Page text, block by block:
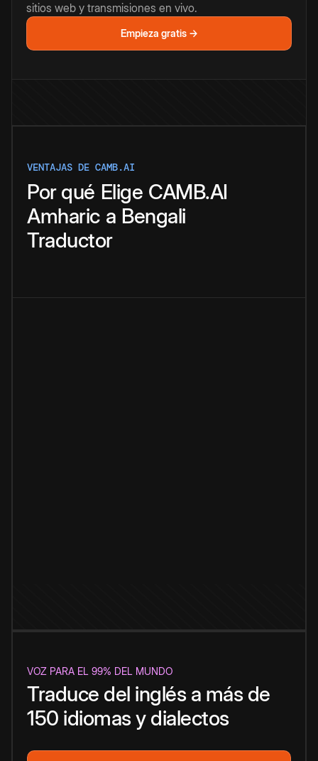
sitios web y transmisiones en vivo.
Empieza gratis →
VENTAJAS DE CAMB.AI
Por qué Elige CAMB.AI
Amharic a Bengali
Traductor
VOZ PARA EL 99% DEL MUNDO
Traduce del inglés a más de
150 idiomas y dialectos